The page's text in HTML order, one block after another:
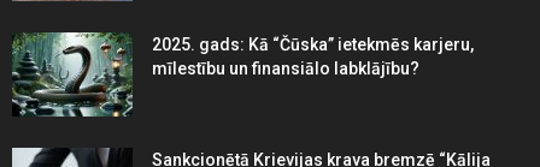
2025. gads: Kā “Čūska” ietekmēs karjeru,
mīlestību un finansiālo labklājību?
Sankcionētā Krievijas krava bremzē “Kālija